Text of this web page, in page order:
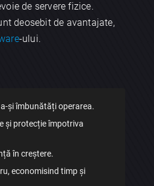
de servere fizice.
deosebit de avantajate,
-ului.
și îmbunătăți operarea.
și protecție împotriva
în creștere.
economisind timp și